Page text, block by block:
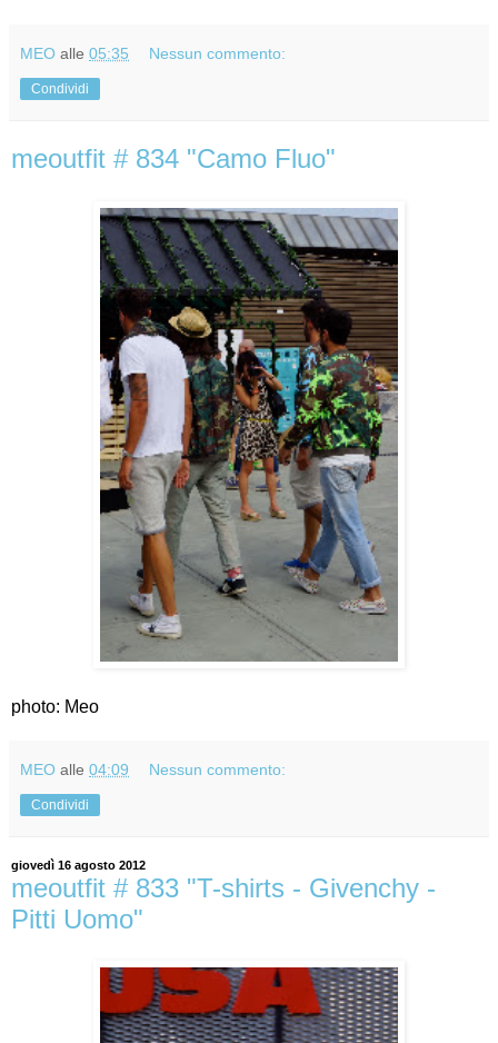
MEO alle 05:35 Nessun commento:
Condividi
meoutfit # 834 "Camo Fluo"
photo: Meo
MEO alle 04:09 Nessun commento:
Condividi
giovedì 16 agosto 2012
meoutfit # 833 "T-shirts - Givenchy -
Pitti Uomo"